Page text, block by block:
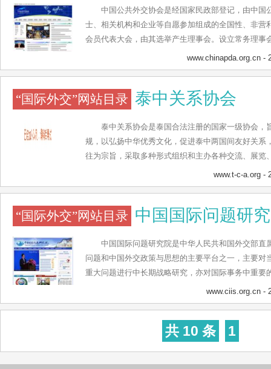
置，学会章程，简介，历史发展以及各位历任会长
到学会相关的文本，图片以及视频资料。
中国公共外交协会是经国家民政部登记，由中国
士、相关机构和企业等自愿参加组成的全国性、非营
会员代表大会，由其选举产生理事会。设立常务理事
职能。协会秘书处为日常执行机构，下设办公室、
中国公共外交协会旨在通过提供专业咨询、协调服务
的相互了解和友谊，向世界展示中国文明、民主、开
发展营造良好的国际环境。
www.chinapda.org.cn -
“国际外交”网站目录 泰中关系协会
泰中关系协会是泰国合法注册的国家一级协会，
规，以弘扬中华优秀文化，促进泰中两国间友好关系
往为宗旨，采取多种形式组织和主办各种交流、展览
护会员之尊严，团结、互助、友爱、携手共进。泰
表大会，会员代表大会选举产生理事会，理事会选举
员代表大会的职责是审议工作报告，修改本会章程，
年。
www.t-c-a.org -
“国际外交”网站目录 中国国际问题研
中国国际问题研究院是中华人民共和国外交部直
问题和中国外交政策与思想的主要平台之一，主要对
重大问题进行中长期战略研究，亦对国际事务中重要
提出意见和建议，以供决策参考。中国国际问题研
欧盟研究所、发展中国家研究所、欧亚研究所、国际
国太平洋经济合作全国委员会、亚太安全合作理事
www.ciis.org.cn -
共 10 条 1